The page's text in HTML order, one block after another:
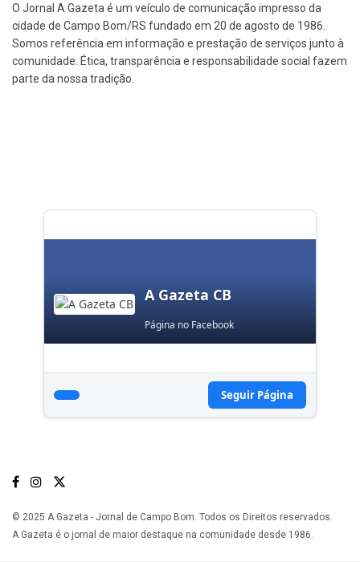
O Jornal A Gazeta é um veículo de comunicação impresso da
cidade de Campo Bom/RS fundado em 20 de agosto de 1986.
Somos referência em informação e prestação de serviços junto à
comunidade. Ética, transparência e responsabilidade social fazem
parte da nossa tradição.
A Gazeta CB
Página no Facebook
Seguir Página
© 2025 A Gazeta - Jornal de Campo Bom. Todos os Direitos reservados.
A Gazeta é o jornal de maior destaque na comunidade desde 1986.